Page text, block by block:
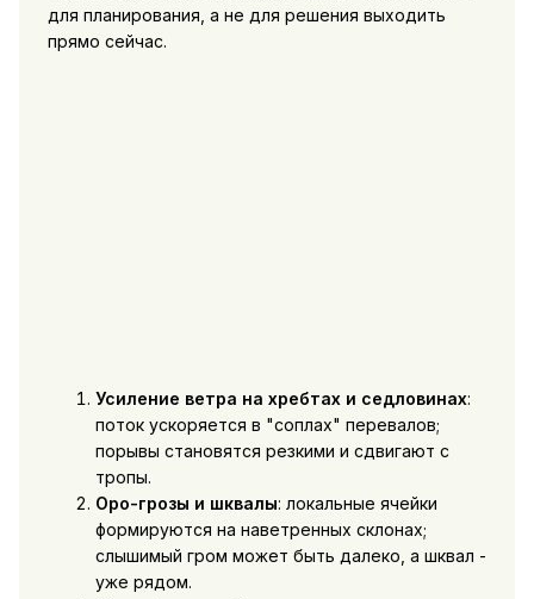
для планирования, а не для решения выходить
прямо сейчас.
Усиление ветра на хребтах и седловинах:
поток ускоряется в "соплах" перевалов;
порывы становятся резкими и сдвигают с
тропы.
Оро-грозы и шквалы: локальные ячейки
формируются на наветренных склонах;
слышимый гром может быть далеко, а шквал -
уже рядом.